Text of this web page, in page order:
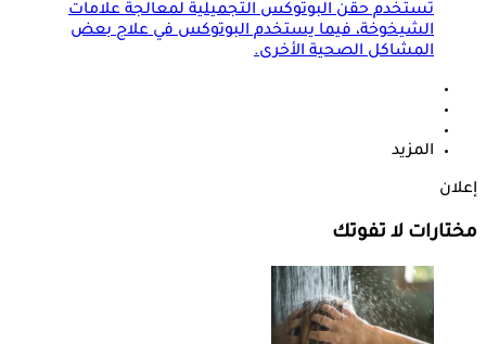
تستخدم حقن البوتوكس التجميلية لمعالجة علامات
الشيخوخة، فيما يستخدم البوتوكس في علاج بعض
المشاكل الصحية الأخرى.
المزيد
إعلان
مختارات لا تفوتك